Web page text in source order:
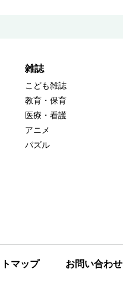
雑誌
こども雑誌
教育・保育
医療・看護
アニメ
パズル
マップ お問い合わせ